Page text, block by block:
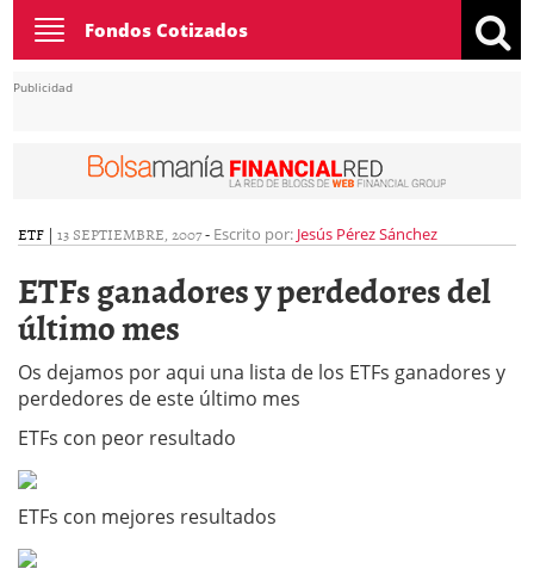
Toggle
navigation
Fondos Cotizados
Publicidad
ETF | 13 SEPTIEMBRE, 2007- Escrito por: Jesús Pérez Sánchez
ETFs ganadores y perdedores del
último mes
Os dejamos por aqui una lista de los ETFs ganadores y
perdedores de este último mes
ETFs con peor resultado
ETFs con mejores resultados